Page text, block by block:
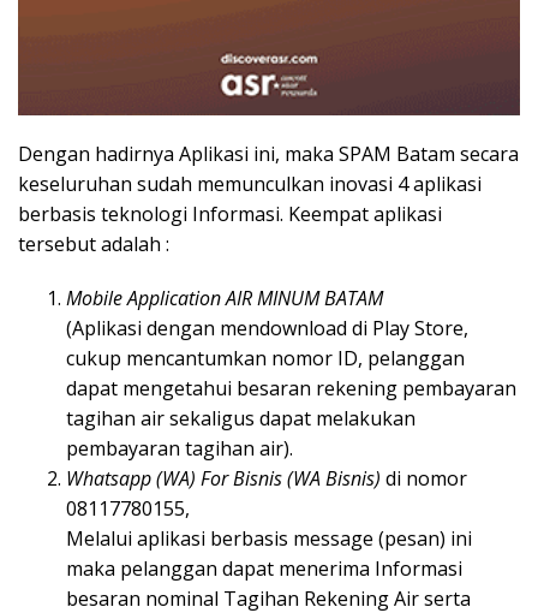
Dengan hadirnya Aplikasi ini, maka SPAM Batam secara
keseluruhan sudah memunculkan inovasi 4 aplikasi
berbasis teknologi Informasi. Keempat aplikasi
tersebut adalah :
Mobile Application AIR MINUM BATAM
(Aplikasi dengan mendownload di Play Store,
cukup mencantumkan nomor ID, pelanggan
dapat mengetahui besaran rekening pembayaran
tagihan air sekaligus dapat melakukan
pembayaran tagihan air).
Whatsapp (WA) For Bisnis (WA Bisnis) di nomor
08117780155,
Melalui aplikasi berbasis message (pesan) ini
maka pelanggan dapat menerima Informasi
besaran nominal Tagihan Rekening Air serta